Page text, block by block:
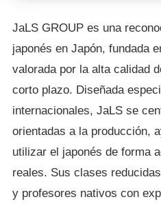
JaLS GROUP es una
japonés en Japón, fundada
valorada por la alta calidad
corto plazo. Diseñada
internacionales, JaLS se
orientadas a la producción,
utilizar el japonés de forma
reales. Sus clases
y profesores nativos con